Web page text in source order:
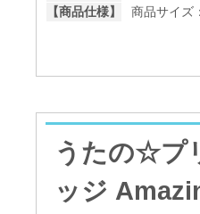
【商品仕様】
商品サイズ
うたの☆プ
ッジ